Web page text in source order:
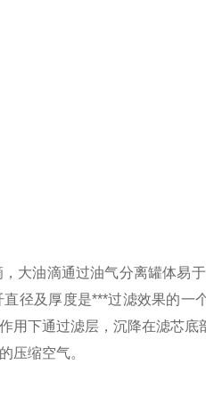
大油滴通过油气分离罐体易
直径及厚度是***过滤效果的一
用下通过滤层，沉降在滤芯
压缩空气。